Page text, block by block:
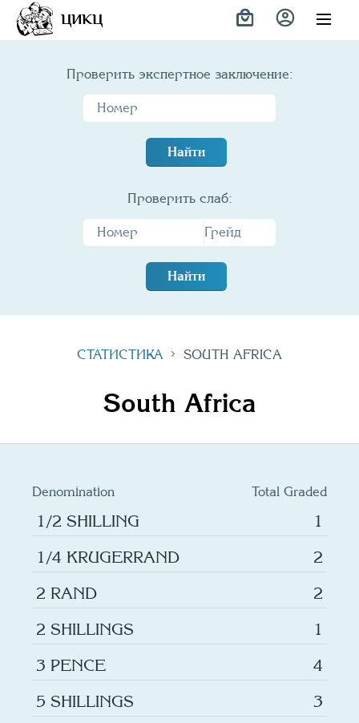
ЦИКЦ
Проверить экспертное заключение:
Найти
Проверить слаб:
Найти
СТАТИСТИКА SOUTH AFRICA
South Africa
Denomination Total Graded
1/2 SHILLING
1
1/4 KRUGERRAND
2
2 RAND
2
2 SHILLINGS
1
3 PENCE
4
5 SHILLINGS
3